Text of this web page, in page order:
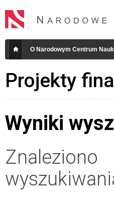
O Narodowym Centrum
Projekty
Wyniki
Znaleziono